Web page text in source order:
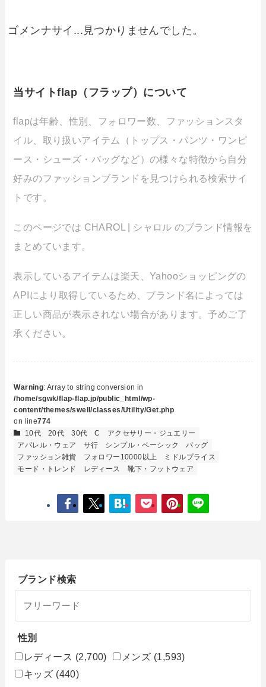
ゴメンナサイ...見つかりませんでした。
当サイトflap（フラップ）について
flapは年齢、性別、フォロワー数、ファッションスタ
イル、取り扱いアイテム（トップス・パンツ・ワンピ
ース・シューズ・バッグなど）の様々な特徴から自分
好みのファッションブランドを見つけられる検索サイ
トです。
このページでは CHAROL | シャロル のブランド情報を
まとめています。
表示しているアイテムは楽天、Yahooショッピングの
APIにより取得しているため、ブランド名によっては
正しい商品が表示されない場合があります。予めご了
承ください。
Warning: Array to string conversion in
/home/sgwk/flap-flap.jp/public_html/wp-
content/themes/swell/classes/Utility/Get.php
on line774
10代
20代 30代 C
アクセサリー・ジュエリー
アパレル・ウェア
サ行 シンプル・ベーシック
バッグ
ファッション雑貨
フォロワー10000以上
ミドルプライス
モード・トレンド
レディース 靴下・フットウェア
ブランド検索
性別
レディース (2,700) メンズ (1,593)
キッズ (440)